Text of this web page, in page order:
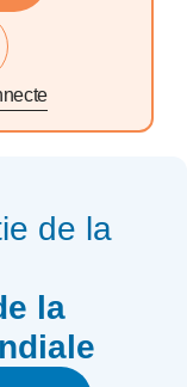
de la
la